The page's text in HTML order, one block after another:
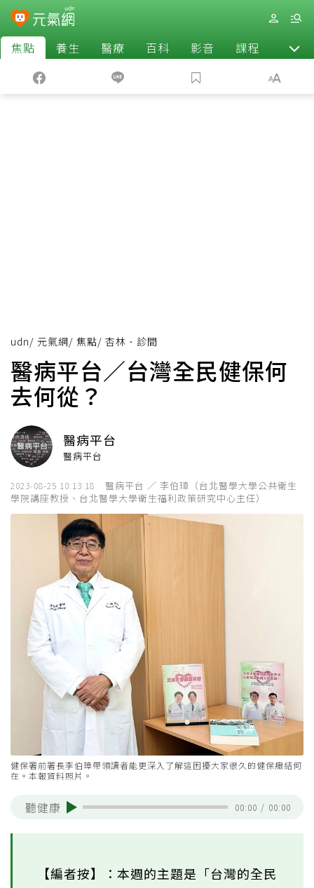
焦點 養生 醫療 百科 影音 課程 退休
udn/ 元氣網/ 焦點/ 杏林．診間
醫病平台／台灣全民健保何
去何從？
醫病平台
醫病平台
2023-08-25 10:13:18
醫病平台 ／ 李伯璋（台北醫學大學公共衛生
學院講座教授、台北醫學大學衛生福利政策研究中心主任）
健保署前署長李伯璋帶領讀者能更深入了解這困擾大家很久的健保癥結何
在。本報資料照片。
聽健康 00:00 / 00:00
【編者按】：本週的主題是「台灣的全民